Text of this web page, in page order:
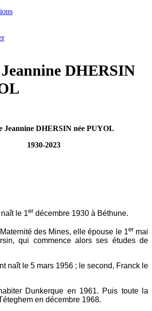
DHERSIN
Jeannine DHERSIN née PUYOL
1930-2023
le 1er décembre 1930 à Béthune.
des Mines, elle épouse le 1er mai
qui commence alors ses études de
naît le 5 mars 1956 ; le second, Franck le
Dunkerque en 1961. Puis toute la
en décembre 1968.